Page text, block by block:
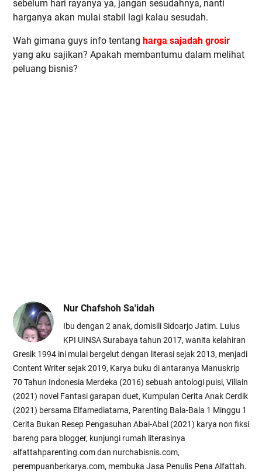
sebelum hari rayanya ya, jangan sesudahnya, nanti
harganya akan mulai stabil lagi kalau sesudah.
Wah gimana guys info tentang harga sajadah grosir
yang aku sajikan? Apakah membantumu dalam melihat
peluang bisnis?
Nur Chafshoh Sa'idah
Ibu dengan 2 anak, domisili Sidoarjo Jatim. Lulus
KPI UINSA Surabaya tahun 2017, wanita kelahiran
Gresik 1994 ini mulai bergelut dengan literasi sejak 2013, menjadi
Content Writer sejak 2019, Karya buku di antaranya Manuskrip
70 Tahun Indonesia Merdeka (2016) sebuah antologi puisi, Villain
(2021) novel Fantasi garapan duet, Kumpulan Cerita Anak Cerdik
(2021) bersama Elfamediatama, Parenting Bala-Bala 1 Minggu 1
Cerita Bukan Resep Pengasuhan Abal-Abal (2021) karya non fiksi
bareng para blogger, kunjungi rumah literasinya
alfattahparenting.com dan nurchabisnis.com,
perempuanberkarya.com, membuka Jasa Penulis Pena Alfattah.